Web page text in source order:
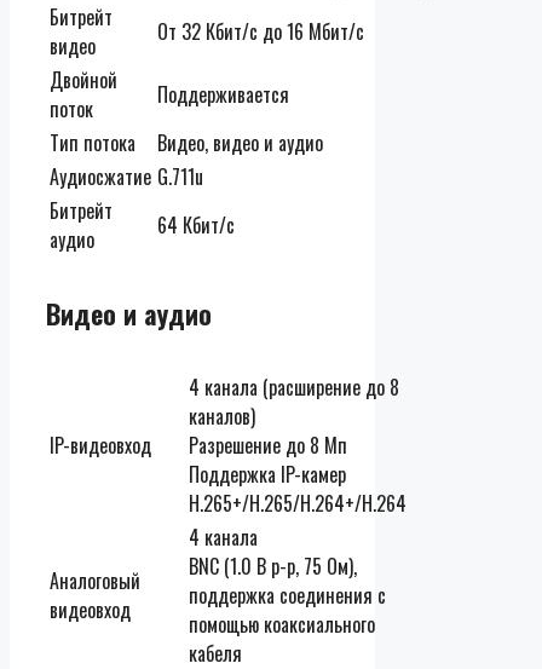
Битрейт
видео
От 32 Кбит/с до 16 Мбит/с
Двойной
поток
Поддерживается
Тип потока
Видео, видео и аудио
Аудиосжатие G.711u
Битрейт
аудио
64 Кбит/с
Видео и аудио
IP-видеовход
4 канала (расширение до 8
каналов)
Разрешение до 8 Mп
Поддержка IP-камер
H.265+/H.265/H.264+/H.264
Аналоговый
видеовход
4 канала
BNC (1.0 В p-p, 75 Ом),
поддержка соединения с
помощью коаксиального
кабеля